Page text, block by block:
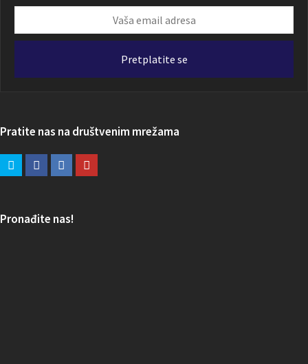
email
Pretplatite se
Pratite nas na društvenim mrežama
Pronađite nas!